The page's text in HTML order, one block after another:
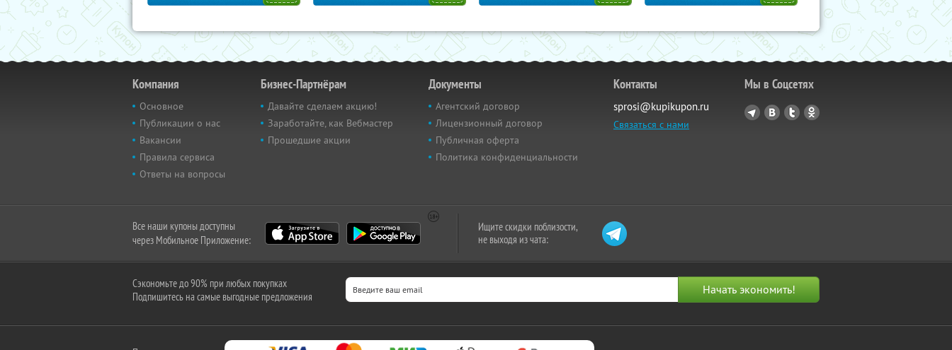
Компания
Основное
Публикации о нас
Вакансии
Правила сервиса
Ответы на вопросы
Бизнес-Партнёрам
Давайте сделаем акцию!
Заработайте, как Вебмастер
Прошедшие акции
Документы
Агентский договор
Лицензионный договор
Публичная оферта
Политика конфиденциальности
Контакты
sprosi@kupikupon.ru
Связаться с нами
Мы в Соцсетях
Все наши купоны доступны
через Мобильное Приложение:
Ищите скидки поблизости,
не выходя из чата:
Сэкономьте до 90% при любых покупках
Подпишитесь на самые выгодные предложения